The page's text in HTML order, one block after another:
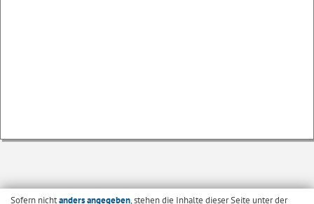
Sofern nichtanders angegeben, stehen die Inhalte dieser Seite unter der